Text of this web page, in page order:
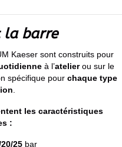
la barre
Kaeser sont construits pour
à l’atelierou sur le
spécifique pour chaque type
.
les caractéristiques
:
25bar